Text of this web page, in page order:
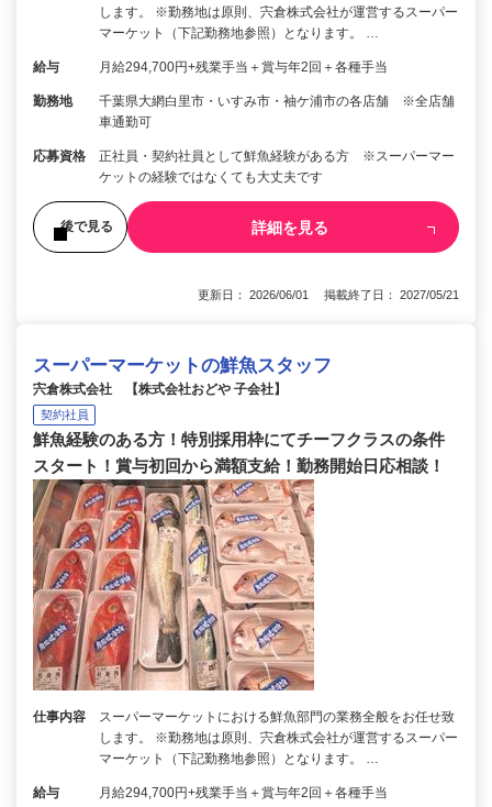
します。 ※勤務地は原則、宍倉株式会社が運営するスーパー
マーケット（下記勤務地参照）となります。 …
給与 月給294,700円+残業手当＋賞与年2回＋各種手当
勤務地
千葉県大網白里市・いすみ市・袖ケ浦市の各店舗 ※全店舗
車通勤可
応募資格
正社員・契約社員として鮮魚経験がある方 ※スーパーマー
ケットの経験ではなくても大丈夫です
後で見る 詳細を見る
更新日： 2026/06/01 掲載終了日： 2027/05/21
スーパーマーケットの鮮魚スタッフ
宍倉株式会社 【株式会社おどや 子会社】
契約社員
鮮魚経験のある方！特別採用枠にてチーフクラスの条件
スタート！賞与初回から満額支給！勤務開始日応相談！
仕事内容
スーパーマーケットにおける鮮魚部門の業務全般をお任せ致
します。 ※勤務地は原則、宍倉株式会社が運営するスーパー
マーケット（下記勤務地参照）となります。 …
給与 月給294,700円+残業手当＋賞与年2回＋各種手当